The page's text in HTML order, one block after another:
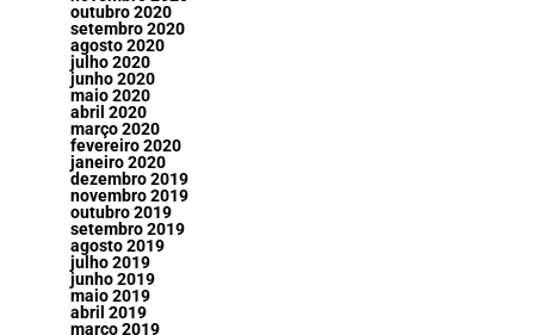
outubro 2020
setembro 2020
agosto 2020
julho 2020
junho 2020
maio 2020
abril 2020
março 2020
fevereiro 2020
janeiro 2020
dezembro 2019
novembro 2019
outubro 2019
setembro 2019
agosto 2019
julho 2019
junho 2019
maio 2019
abril 2019
março 2019